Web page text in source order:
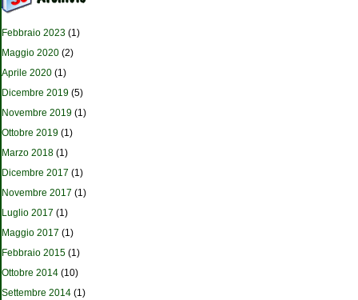
Febbraio 2023 (1)
Maggio 2020 (2)
Aprile 2020 (1)
Dicembre 2019 (5)
Novembre 2019 (1)
Ottobre 2019 (1)
Marzo 2018 (1)
Dicembre 2017 (1)
Novembre 2017 (1)
Luglio 2017 (1)
Maggio 2017 (1)
Febbraio 2015 (1)
Ottobre 2014 (10)
Settembre 2014 (1)